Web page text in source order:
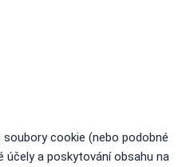
cookie (nebo podobné
a poskytování obsahu na